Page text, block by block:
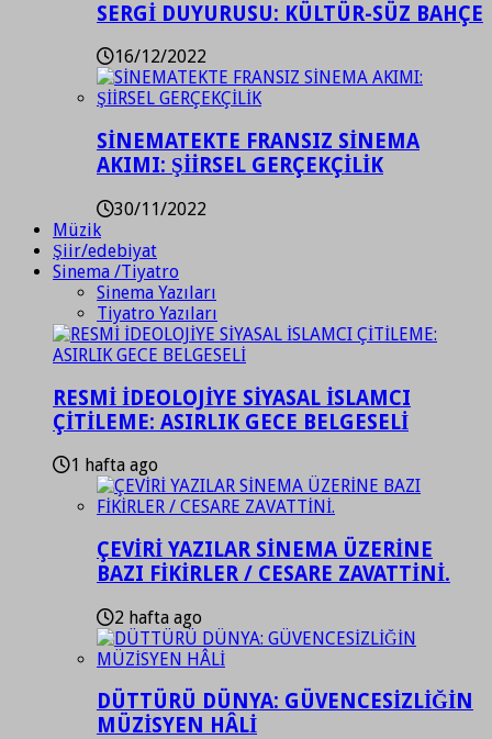
SERGİ DUYURUSU: KÜLTÜR-SÜZ BAHÇE
16/12/2022
SİNEMATEKTE FRANSIZ SİNEMA
AKIMI: ŞİİRSEL GERÇEKÇİLİK
30/11/2022
Müzik
Şiir/edebiyat
Sinema /Tiyatro
Sinema Yazıları
Tiyatro Yazıları
RESMİ İDEOLOJİYE SİYASAL İSLAMCI
ÇİTİLEME: ASIRLIK GECE BELGESELİ
1 hafta ago
ÇEVİRİ YAZILAR SİNEMA ÜZERİNE
BAZI FİKİRLER / CESARE ZAVATTİNİ.
2 hafta ago
DÜTTÜRÜ DÜNYA: GÜVENCESİZLİĞİN
MÜZİSYEN HÂLİ